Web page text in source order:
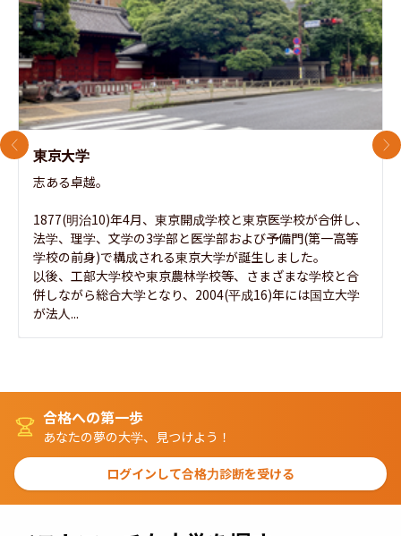
東京大学
志ある卓越。
1877(明治10)年4月、東京開成学校と東京医学校が合併し、
法学、理学、文学の3学部と医学部および予備門(第一高等
学校の前身)で構成される東京大学が誕生しました。
以後、工部大学校や東京農林学校等、さまざまな学校と合
併しながら総合大学となり、2004(平成16)年には国立大学
が法人...
前のスライド 次
合格への第一歩
あなたの夢の大学、見つけよう！
ログインして合格力診断を受ける